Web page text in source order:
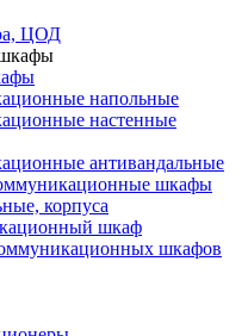
ЦОД
напольные
настенные
антивандальные
шкафы
корпуса
шкаф
шкафов